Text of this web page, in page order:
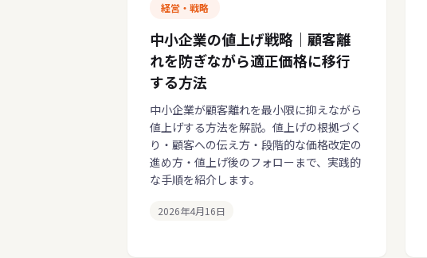
経営・戦略
中小企業の値上げ戦略｜顧客離
れを防ぎながら適正価格に移行
する方法
中小企業が顧客離れを最小限に抑えながら
値上げする方法を解説。値上げの根拠づく
り・顧客への伝え方・段階的な価格改定の
進め方・値上げ後のフォローまで、実践的
な手順を紹介します。
2026年4月16日